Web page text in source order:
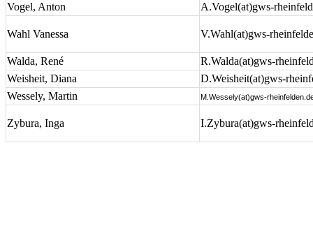
Vogel, Anton
A.Vogel(at)gws-
Wahl Vanessa V.Wahl(at)gws-
Walda, René
R.Walda(at)gws-
Weisheit, Diana
D.Weisheit(at)gws-
Wessely, Martin
M.Wessely(at)gws-
Zybura, Inga I.Zybura(at)gws-